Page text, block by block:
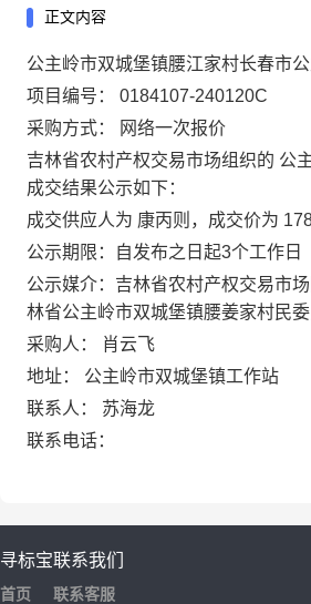
正文内容
公主岭市双城堡镇腰江家村长春市
项目编号： 0184107-240120C
采购方式：
网络一次报价
吉林省农村产权交易市场组织的 公
成交结果公示如下：
成交供应人为 康丙则 ，成交价为
公示期限：自发布之日起3个工作日
公示媒介：吉林省农村产权交易市
林省公主岭市双城堡镇腰姜家村民
采购人：
肖云飞
地址： 公主岭市双城堡镇工作站
联系人： 苏海龙
联系电话：
寻标宝
首页
联系我们
联系客服